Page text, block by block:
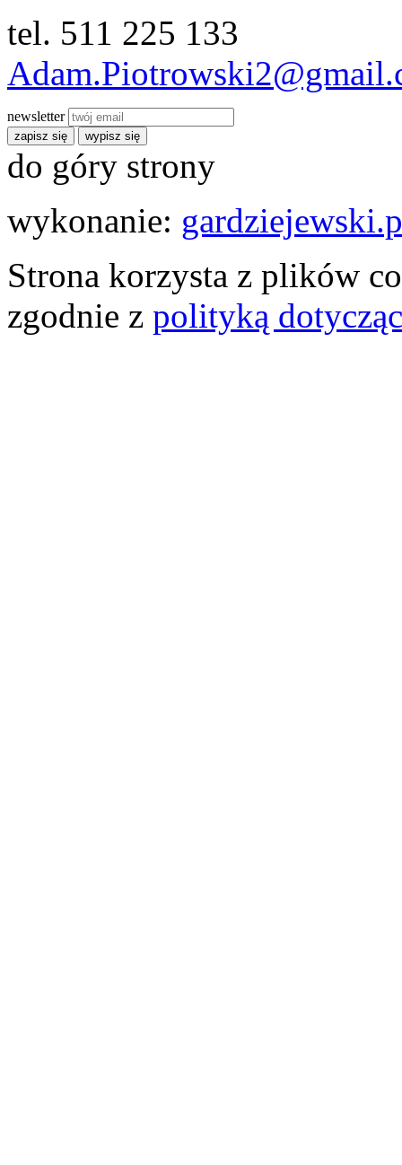
tel. 511 225 133
newsletter
zapisz się wypisz się
do góry strony
wykonanie:
Strona korzysta z plików
zgodnie z polityką